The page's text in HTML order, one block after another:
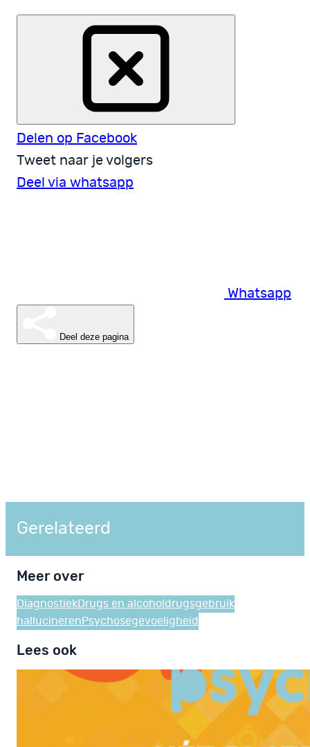
Delen op Facebook
Tweet naar je volgers
Deel via whatsapp
Whatsapp
Deel deze pagina
Gerelateerd
Meer over
DiagnostiekDrugs en alcohol drugsgebruik
hallucineren Psychosegevoeligheid
Lees ook